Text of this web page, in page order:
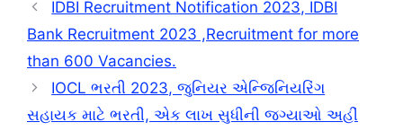
IDBI Recruitment Notification 2023, IDBI
Bank Recruitment 2023 ,Recruitment for more
than 600 Vacancies.
IOCL ભરતી 2023, જુનિયર એન્જિનિયરિંગ
સહાયક માટે ભરતી, એક લાખ સુધીની જગ્યાઓ અહીં